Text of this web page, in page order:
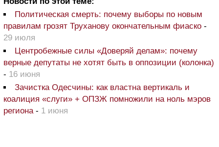
Политическая смерть: почему выборы по новым
правилам грозят Труханову окончательным фиаско -
29 июля
Центробежные силы «Доверяй делам»: почему
верные депутаты не хотят быть в оппозиции (колонка)
- 16 июня
Зачистка Одесчины: как властна вертикаль и
коалиция «слуги» + ОПЗЖ помножили на ноль мэров
региона - 1 июня